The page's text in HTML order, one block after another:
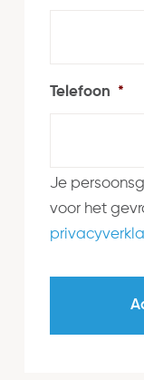
Telefoon *
Je
voor het